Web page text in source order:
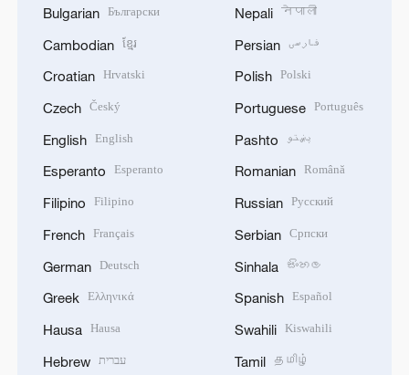
Bulgarian Български
Cambodian ខ្មែរ
Croatian Hrvatski
Czech Český
English English
Esperanto Esperanto
Filipino Filipino
French Français
German Deutsch
Greek Ελληνικά
Hausa Hausa
Hebrew עברית
Nepali नेपाली
Persian فارسی
Polish Polski
Portuguese Português
Pashto پښتو
Romanian Română
Russian Русский
Serbian Српски
Sinhala සිංහල
Spanish Español
Swahili Kiswahili
Tamil தமிழ்